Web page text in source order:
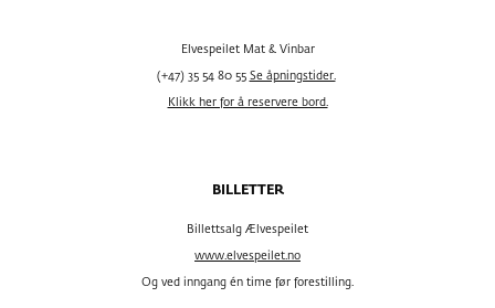
Elvespeilet Mat & Vinbar
(+47) 35 54 80 55 Se åpningstider.
Klikk her for å reservere bord.
BILLETTER
Billettsalg Ælvespeilet
www.elvespeilet.no
Og ved inngang én time før forestilling.